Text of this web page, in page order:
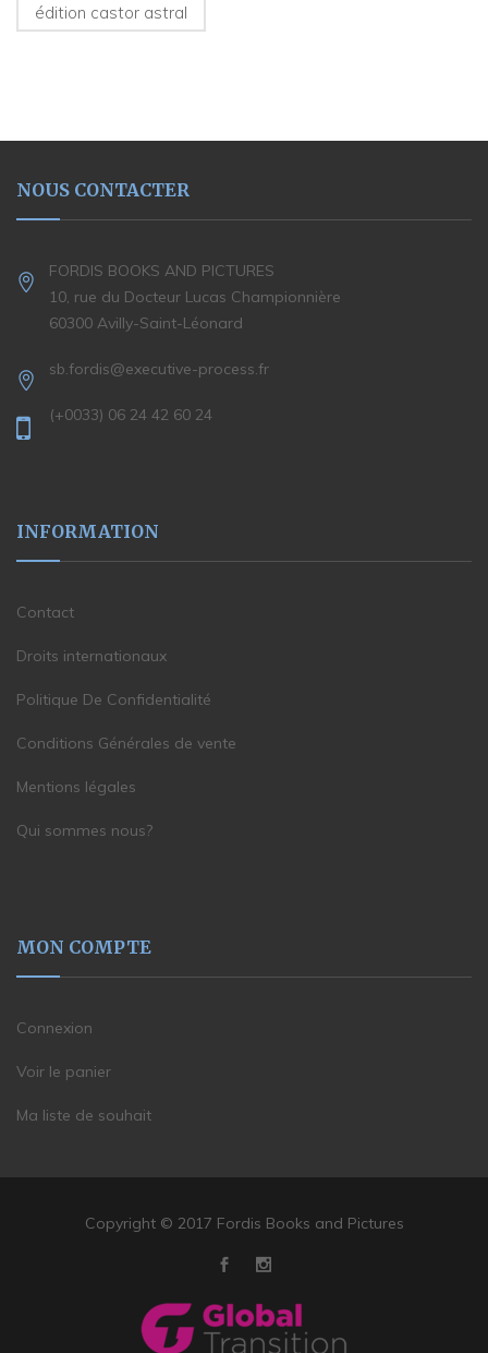
édition castor astral
NOUS CONTACTER
FORDIS BOOKS AND PICTURES
10, rue du Docteur Lucas Championnière
60300 Avilly-Saint-Léonard
sb.fordis@executive-process.fr
(+0033) 06 24 42 60 24
INFORMATION
Contact
Droits internationaux
Politique De Confidentialité
Conditions Générales de vente
Mentions légales
Qui sommes nous?
MON COMPTE
Connexion
Voir le panier
Ma liste de souhait
Copyright © 2017 Fordis Books and Pictures